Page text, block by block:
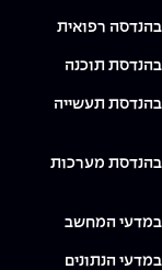
רפואית
תוכנה
תעשייה
מערכות
במדעי המחשב
הנתונים